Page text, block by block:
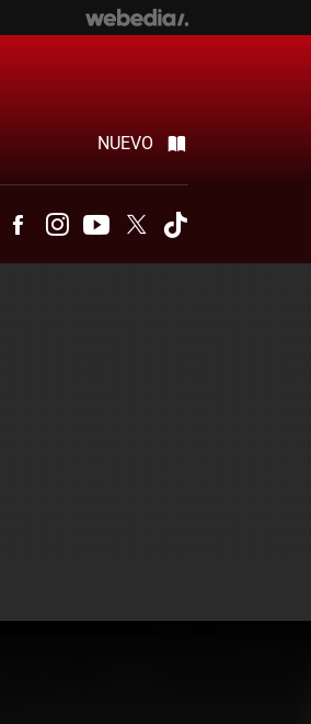
NUEVO
TelegramFacebookInstagramYoutubeTwitter